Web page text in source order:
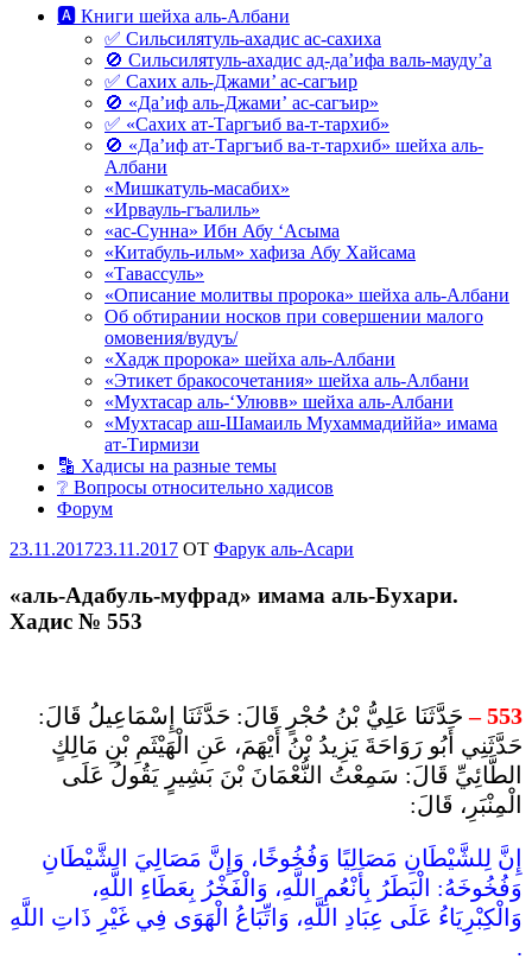
🅰 Книги шейха аль-Албани
✅ Сильсилятуль-ахадис ас-сахиха
🚫 Сильсилятуль-ахадис ад-да’ифа валь-мауду’а
✅ Сахих аль-Джами’ ас-сагъир
🚫 «Да’иф аль-Джами’ ас-сагъир»
✅ «Сахих ат-Таргъиб ва-т-тархиб»
🚫 «Да’иф ат-Таргъиб ва-т-тархиб» шейха аль-
Албани
«Мишкатуль-масабих»
«Ирвауль-гъалиль»
«ас-Сунна» Ибн Абу ‘Асыма
«Китабуль-ильм» хафиза Абу Хайсама
«Тавассуль»
«Описание молитвы пророка» шейха аль-Албани
Об обтирании носков при совершении малого
омовения/вудуъ/
«Хадж пророка» шейха аль-Албани
«Этикет бракосочетания» шейха аль-Албани
«Мухтасар аль-‘Улювв» шейха аль-Албани
«Мухтасар аш-Шамаиль Мухаммадиййа» имама
ат-Тирмизи
🔡 Хадисы на разные темы
❔ Вопросы относительно хадисов
Форум
Опубликовано
23.11.201723.11.2017 OT Фарук аль-Асари
«аль-Адабуль-муфрад» имама аль-Бухари.
Хадис № 553
553
– حَدَّثَنَا عَلِيُّ بْنُ حُجْرٍ قَالَ: حَدَّثَنَا إِسْمَاعِيلُ قَالَ:
حَدَّثَنِي أَبُو رَوَاحَةَ يَزِيدُ بْنُ أَيْهَمَ، عَنِ الْهَيْثَمِ بْنِ مَالِكٍ
الطَّائِيِّ قَالَ: سَمِعْتُ النُّعْمَانَ بْنَ بَشِيرٍ يَقُولُ عَلَى
الْمِنْبَرِ، قَالَ:
إِنَّ لِلشَّيْطَانِ مَصَالِيًا وَفُخُوخًا، وَإِنَّ مَصَالِيَ الشَّيْطَانِ
وَفُخُوخَهُ: الْبَطَرُ بِأَنْعُمِ اللَّهِ، وَالْفَخْرُ بِعَطَاءِ اللَّهِ،
وَالْكِبْرِيَاءُ عَلَى عِبَادِ اللَّهِ، وَاتِّبَاعُ الْهَوَى فِي غَيْرِ ذَاتِ اللَّهِ
.